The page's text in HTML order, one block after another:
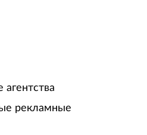
агентства
рекламные